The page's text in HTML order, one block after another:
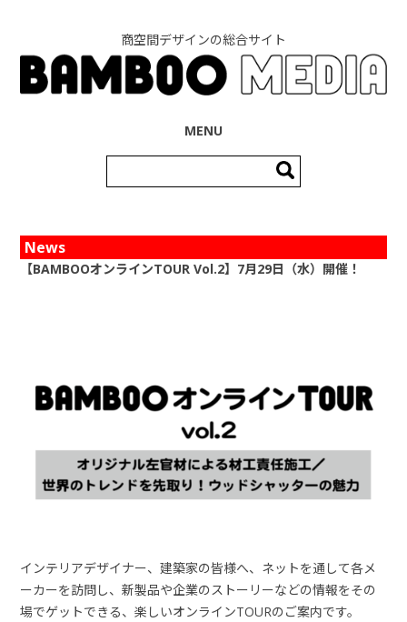
商空間デザインの総合サイト
MENU
索:
News
【BAMBOOオンラインTOUR Vol.2】7月29日（水）開催！
インテリアデザイナー、建築家の皆様へ、ネットを通して各メ
ーカーを訪問し、新製品や企業のストーリーなどの情報をその
場でゲットできる、楽しいオンラインTOURのご案内です。